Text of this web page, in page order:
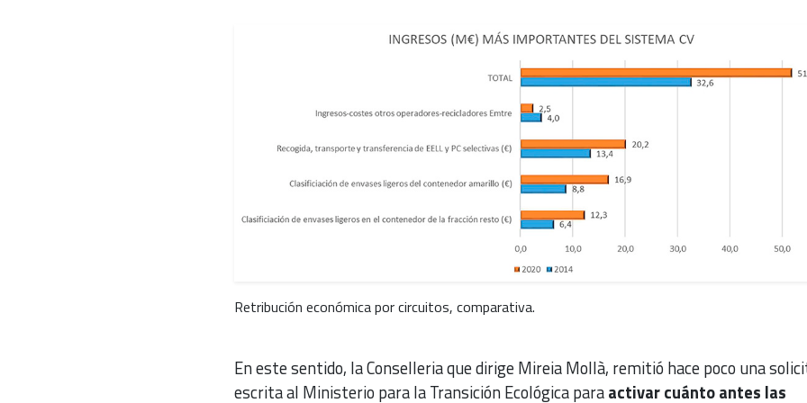
Retribución económica por circuitos, comparativa.
En este sentido, la Conselleria que dirige Mireia Mollà, remitió hace poco una
escrita al Ministerio para la Transición Ecológica paraactivar cuánto antes las